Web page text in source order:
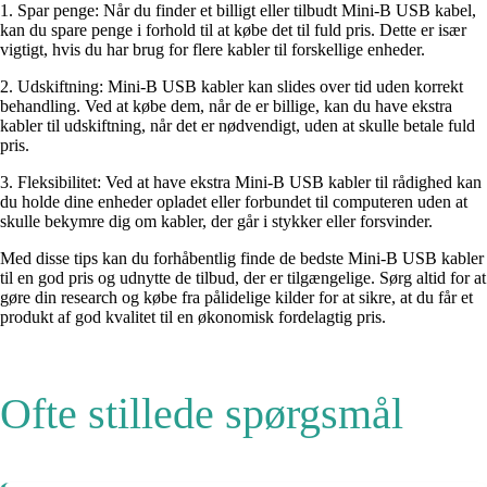
1. Spar penge: Når du finder et billigt eller tilbudt Mini-B USB kabel,
kan du spare penge i forhold til at købe det til fuld pris. Dette er især
vigtigt, hvis du har brug for flere kabler til forskellige enheder.
2. Udskiftning: Mini-B USB kabler kan slides over tid uden korrekt
behandling. Ved at købe dem, når de er billige, kan du have ekstra
kabler til udskiftning, når det er nødvendigt, uden at skulle betale fuld
pris.
3. Fleksibilitet: Ved at have ekstra Mini-B USB kabler til rådighed kan
du holde dine enheder opladet eller forbundet til computeren uden at
skulle bekymre dig om kabler, der går i stykker eller forsvinder.
Med disse tips kan du forhåbentlig finde de bedste Mini-B USB kabler
til en god pris og udnytte de tilbud, der er tilgængelige. Sørg altid for at
gøre din research og købe fra pålidelige kilder for at sikre, at du får et
produkt af god kvalitet til en økonomisk fordelagtig pris.
Ofte stillede spørgsmål